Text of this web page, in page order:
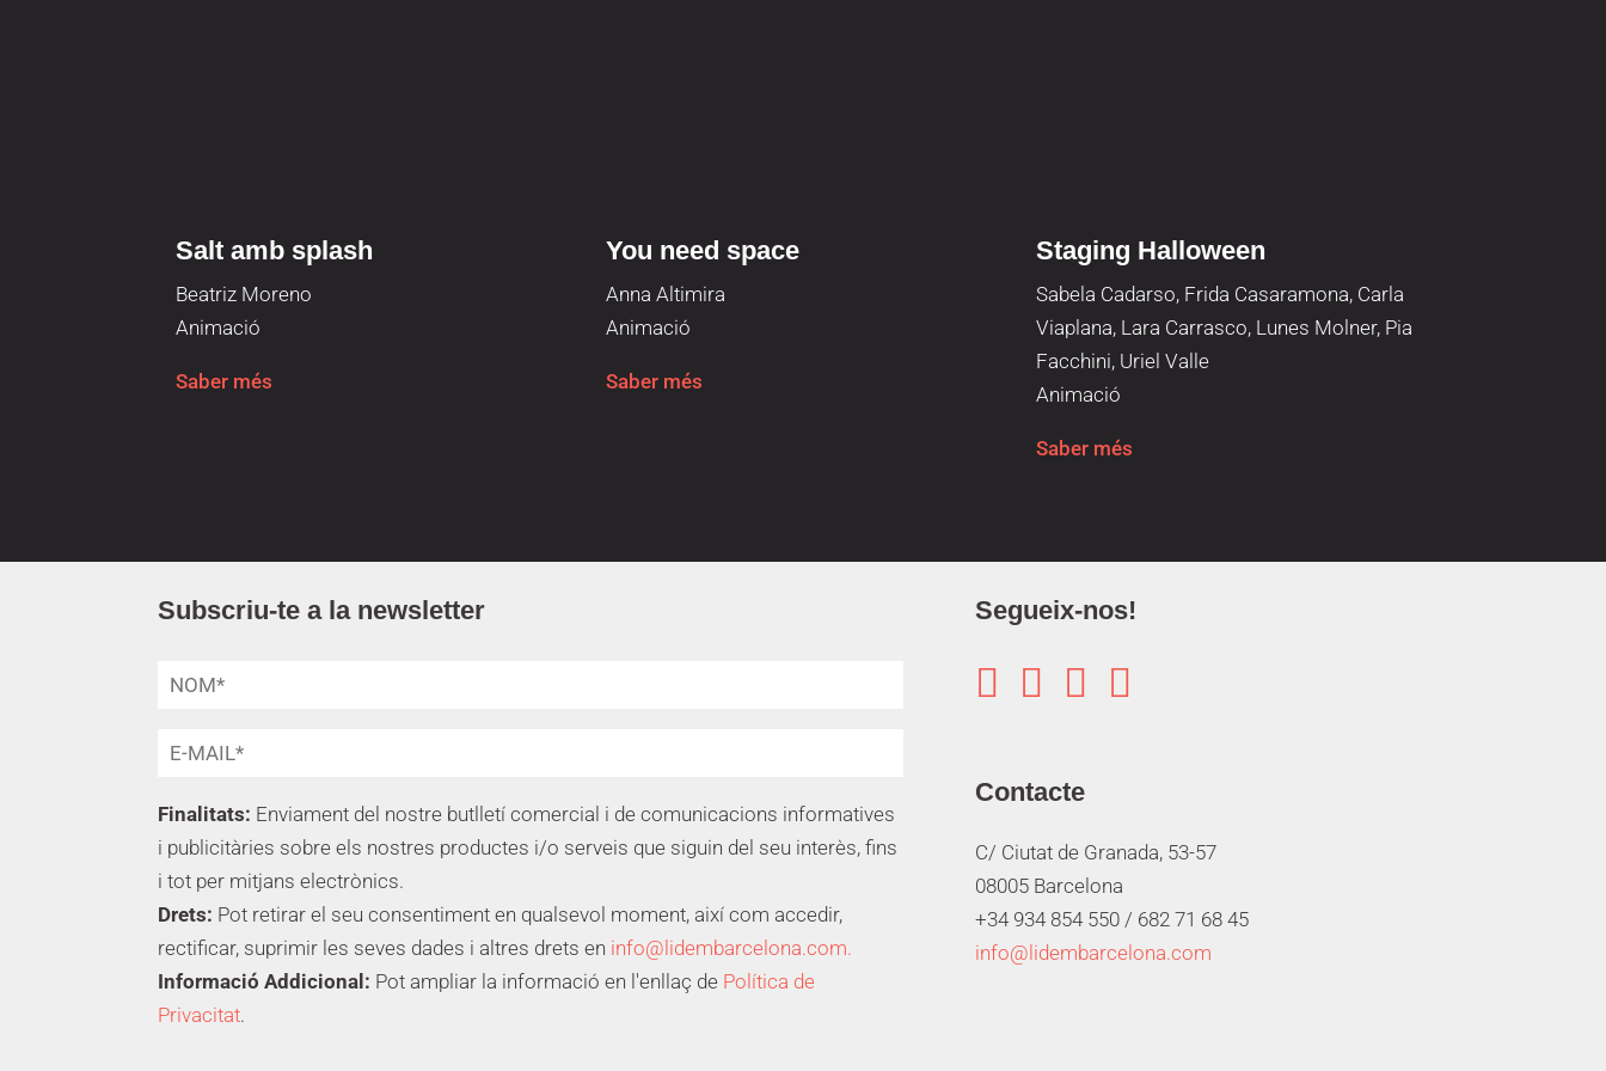
Salt amb splash
Beatriz Moreno
Animació
Saber més
You need space
Anna Altimira
Animació
Saber més
Staging Halloween
Sabela Cadarso, Frida Casaramona, Carla
Viaplana, Lara Carrasco, Lunes Molner, Pia
Facchini, Uriel Valle
Animació
Saber més
Subscriu-te a la newsletter
Finalitats: Enviament del nostre butlletí comercial i de comunicacions informatives
i publicitàries sobre els nostres productes i/o serveis que siguin del seu interès, fins
i tot per mitjans electrònics.
Drets: Pot retirar el seu consentiment en qualsevol moment, així com accedir,
rectificar, suprimir les seves dades i altres drets en info@lidembarcelona.com.
Informació Addicional: Pot ampliar la informació en l'enllaç de Política de
Privacitat.
Segueix-nos!
   
Contacte
C/ Ciutat de Granada, 53-57
08005 Barcelona
+34 934 854 550 / 682 71 68 45
info@lidembarcelona.com